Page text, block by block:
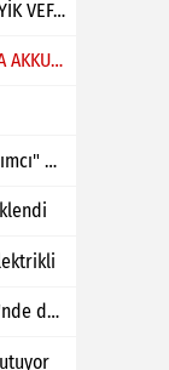
ABDİGÖR MAHALLESİNDEN İBRAHİM EŞİ ALİYE GEYİK VEFAT ETMİŞTİR
DOĞUBAYAZIT’TA PTTCELL BİLGİLENDİRMESİ: HÜLYA AKKUŞ GAZETEMİZİ ZİYARET ETTİ
Başlangıç aşamasındaki girişimlere "melek yatırımcı" desteği
"Sinema sektörünün desteklenmesi yönetmeliği"nde değişiklik yapıldı